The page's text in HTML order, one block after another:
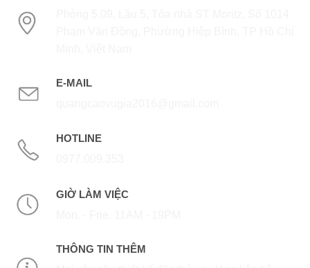
E-MAIL
HOTLINE
GIỜ LÀM VIỆC
THÔNG TIN THÊM